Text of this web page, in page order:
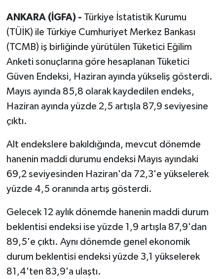
ANKARA (İGFA) - Türkiye İstatistik Kurumu
(TÜİK) ile Türkiye Cumhuriyet Merkez Bankası
(TCMB) iş birliğinde yürütülen Tüketici Eğilim
Anketi sonuçlarına göre hesaplanan Tüketici
Güven Endeksi, Haziran ayında yükseliş gösterdi.
Mayıs ayında 85,8 olarak kaydedilen endeks,
Haziran ayında yüzde 2,5 artışla 87,9 seviyesine
çıktı.
Alt endekslere bakıldığında, mevcut dönemde
hanenin maddi durumu endeksi Mayıs ayındaki
69,2 seviyesinden Haziran'da 72,3'e yükselerek
yüzde 4,5 oranında artış gösterdi.
Gelecek 12 aylık dönemde hanenin maddi durum
beklentisi endeksi ise yüzde 1,9 artışla 87,9'dan
89,5'e çıktı. Aynı dönemde genel ekonomik
durum beklentisi endeksi yüzde 3,1 yükselerek
81,4'ten 83,9'a ulaştı.